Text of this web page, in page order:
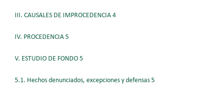
III. CAUSALES DE IMPROCEDENCIA 4
IV. PROCEDENCIA 5
V. ESTUDIO DE FONDO 5
5.1. Hechos denunciados, excepciones y defensas 5